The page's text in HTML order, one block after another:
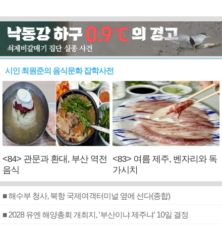
시인 최원준의 음식문화 잡학사전
<84> 관문과 환대, 부산 역전
음식
<83> 여름 제주, 벤자리와 독
가시치
■ 해수부 청사, 북항 국제여객터미널 옆에 선다(종합)
■ 2028 유엔 해양총회 개최지, ‘부산이냐 제주냐’ 10일 결정